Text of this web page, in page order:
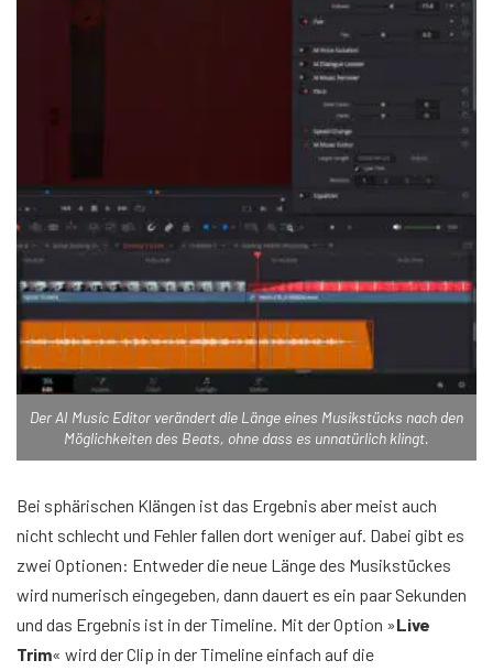
Der AI Music Editor verändert die Länge eines Musikstücks nach den
Möglichkeiten des Beats, ohne dass es unnatürlich klingt.
Bei sphärischen Klängen ist das Ergebnis aber meist auch
nicht schlecht und Fehler fallen dort weniger auf. Dabei gibt es
zwei Optionen: Entweder die neue Länge des Musikstückes
wird numerisch eingegeben, dann dauert es ein paar Sekunden
und das Ergebnis ist in der Timeline. Mit der Option »Live
Trim« wird der Clip in der Timeline einfach auf die